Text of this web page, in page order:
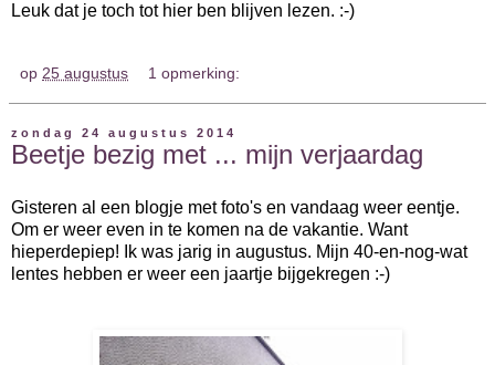
Leuk dat je toch tot hier ben blijven lezen. :-)
op 25 augustus 1 opmerking:
zondag 24 augustus 2014
Beetje bezig met ... mijn verjaardag
Gisteren al een blogje met foto's en vandaag weer eentje.
Om er weer even in te komen na de vakantie. Want
hieperdepiep! Ik was jarig in augustus. Mijn 40-en-nog-wat
lentes hebben er weer een jaartje bijgekregen :-)